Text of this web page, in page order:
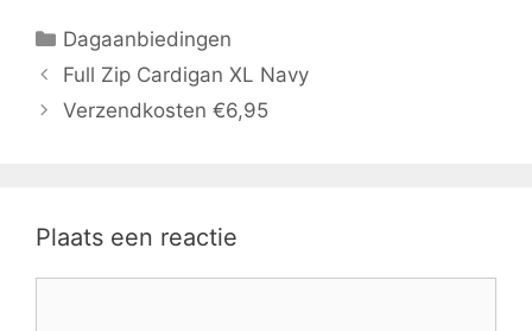
Categorieën
Dagaanbiedingen
Full Zip Cardigan XL Navy
Verzendkosten €6,95
Plaats een reactie